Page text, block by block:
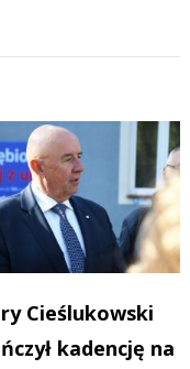
Cieślukowski
kadencję na